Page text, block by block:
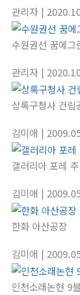
관리자 |
수원권선 꿈에그
관리자 |
상록구청사 건립
김미애 |
갤러리아 포레
김미애 |
한화 아산공장
김미애 |
인천소래논현 9